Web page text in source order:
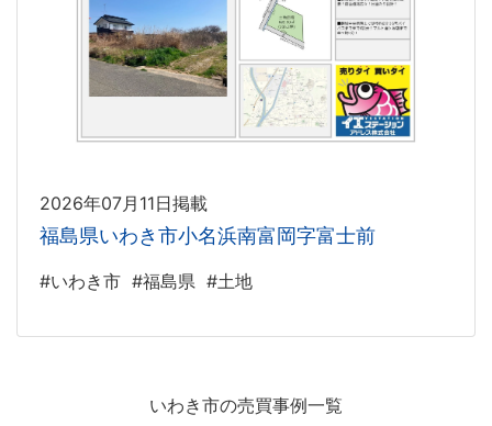
2026年07月11日掲載
福島県いわき市小名浜南富岡字富士前
#いわき市 #福島県 #土地
いわき市の売買事例一覧